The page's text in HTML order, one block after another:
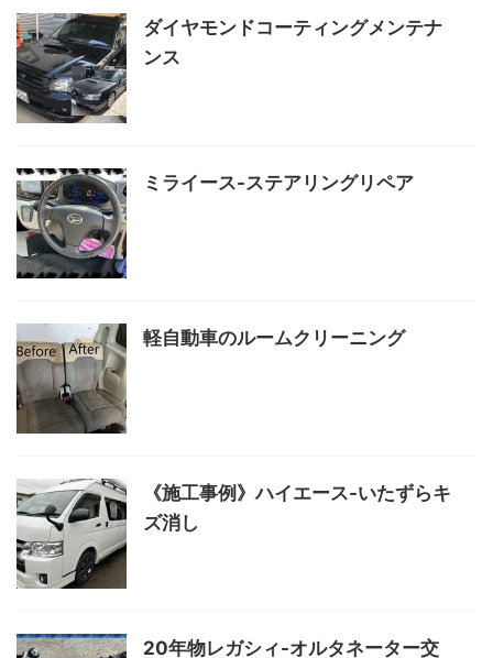
ダイヤモンドコーティングメンテナ
ンス
ミライース-ステアリングリペア
軽自動車のルームクリーニング
《施工事例》ハイエース-いたずらキ
ズ消し
20年物レガシィ-オルタネーター交